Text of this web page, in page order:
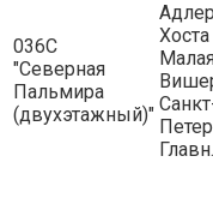
036С
"Северная
Пальмира
(двухэтажный)"
Адлер
Хоста
Главн.